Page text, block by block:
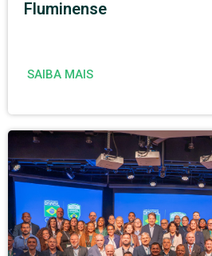
Fluminense
SAIBA MAIS